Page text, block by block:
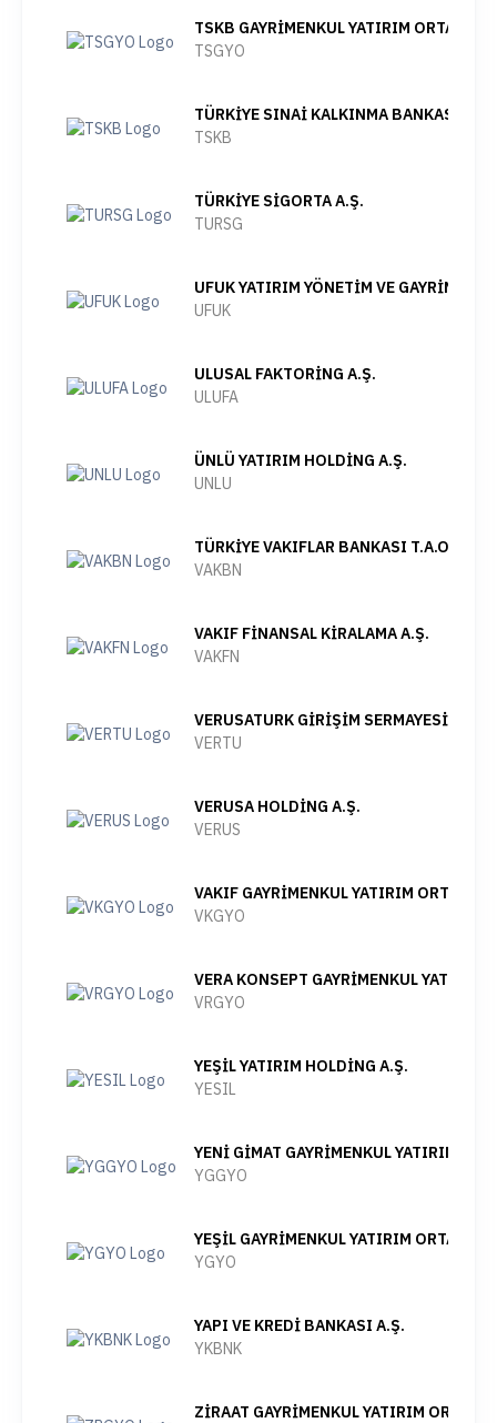
TSKB GAYRİMENKUL YATIRIM
TSGYO
TÜRKİYE SINAİ KALKINMA BANKASI A.Ş.
TSKB
TÜRKİYE SİGORTA A.Ş.
TURSG
UFUK YATIRIM YÖNETİM VE
UFUK
ULUSAL FAKTORİNG A.Ş.
ULUFA
ÜNLÜ YATIRIM HOLDİNG A.Ş.
UNLU
TÜRKİYE VAKIFLAR BANKASI T.A.O.
VAKBN
VAKIF FİNANSAL KİRALAMA A.Ş.
VAKFN
VERUSATURK GİRİŞİM SERMAYESİ
VERTU
VERUSA HOLDİNG A.Ş.
VERUS
VAKIF GAYRİMENKUL YATIRIM
VKGYO
VERA KONSEPT GAYRİMENKUL YATIRIM
VRGYO
YEŞİL YATIRIM HOLDİNG A.Ş.
YESIL
YENİ GİMAT GAYRİMENKUL YATIRIM
YGGYO
YEŞİL GAYRİMENKUL YATIRIM
YGYO
YAPI VE KREDİ BANKASI A.Ş.
YKBNK
ZİRAAT GAYRİMENKUL YATIRIM